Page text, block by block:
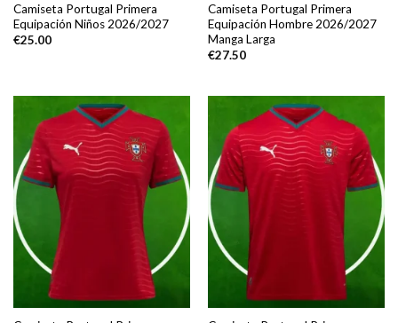
Camiseta Portugal Primera
Equipación Niños 2026/2027
€25.00
Camiseta Portugal Primera
Equipación Hombre 2026/2027
Manga Larga
€27.50